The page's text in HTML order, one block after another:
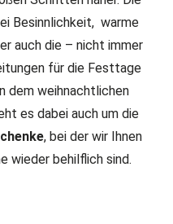
Besinnlichkeit, warme
auch die – nicht immer
für die Festtage
dem weihnachtlichen
es dabei auch um die
, bei der wir Ihnen
wieder behilflich sind.